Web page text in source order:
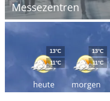
Messezentren
heute
13°C
11°C
morgen
13°C
11°C